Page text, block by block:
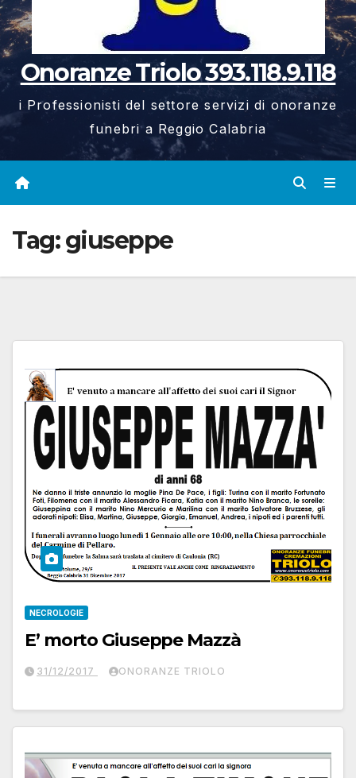
Onoranze Triolo 393.118.9.118
i Professionisti del settore servizi di onoranze
funebri a Reggio Calabria
Tag:giuseppe
NECROLOGIE
E’ morto Giuseppe Mazzà
31/12/2017 ONORANZE TRIOLO